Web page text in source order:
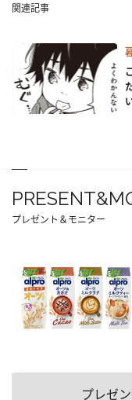
関連記事
プレゼント＆モニター
プレゼ